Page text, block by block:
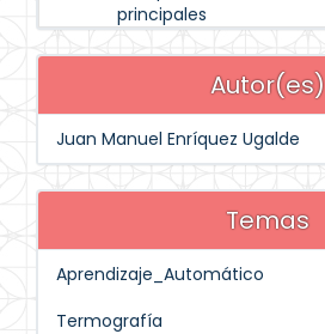
principales
Autor(es)
Juan Manuel Enríquez Ugalde
Temas
Aprendizaje_Automático
Termografía